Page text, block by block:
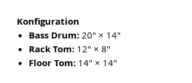
Konfiguration
Bass Drum: 20" × 14"
Rack Tom: 12" × 8"
Floor Tom: 14" × 14"